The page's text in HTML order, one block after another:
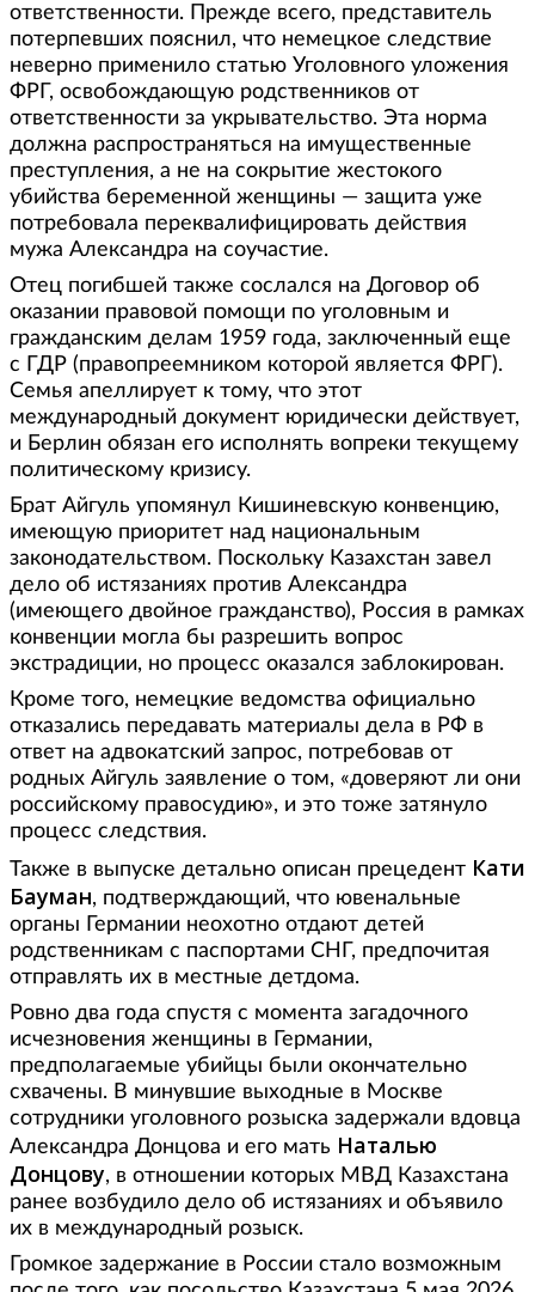
ответственности. Прежде всего, представитель
потерпевших пояснил, что немецкое следствие
неверно применило статью Уголовного уложения
ФРГ, освобождающую родственников от
ответственности за укрывательство. Эта норма
должна распространяться на имущественные
преступления, а не на сокрытие жестокого
убийства беременной женщины — защита уже
потребовала переквалифицировать действия
мужа Александра на соучастие.
Отец погибшей также сослался на Договор об
оказании правовой помощи по уголовным и
гражданским делам 1959 года, заключенный еще
с ГДР (правопреемником которой является ФРГ).
Семья апеллирует к тому, что этот
международный документ юридически действует,
и Берлин обязан его исполнять вопреки текущему
политическому кризису.
Брат Айгуль упомянул Кишиневскую конвенцию,
имеющую приоритет над национальным
законодательством. Поскольку Казахстан завел
дело об истязаниях против Александра
(имеющего двойное гражданство), Россия в рамках
конвенции могла бы разрешить вопрос
экстрадиции, но процесс оказался заблокирован.
Кроме того, немецкие ведомства официально
отказались передавать материалы дела в РФ в
ответ на адвокатский запрос, потребовав от
родных Айгуль заявление о том, «доверяют ли они
российскому правосудию», и это тоже затянуло
процесс следствия.
Также в выпуске детально описан прецедент Кати
Бауман, подтверждающий, что ювенальные
органы Германии неохотно отдают детей
родственникам с паспортами СНГ, предпочитая
отправлять их в местные детдома.
Ровно два года спустя с момента загадочного
исчезновения женщины в Германии,
предполагаемые убийцы были окончательно
схвачены. В минувшие выходные в Москве
сотрудники уголовного розыска задержали вдовца
Александра Донцова и его мать Наталью
Донцову, в отношении которых МВД Казахстана
ранее возбудило дело об истязаниях и объявило
их в международный розыск.
Громкое задержание в России стало возможным